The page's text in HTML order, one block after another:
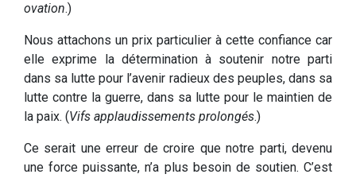
ovation.)
Nous attachons un prix particulier à cette confiance car
elle exprime la détermination à soutenir notre parti
dans sa lutte pour l’avenir radieux des peuples, dans sa
lutte contre la guerre, dans sa lutte pour le maintien de
la paix. (Vifs applaudissements prolongés.)
Ce serait une erreur de croire que notre parti, devenu
une force puissante, n’a plus besoin de soutien. C’est